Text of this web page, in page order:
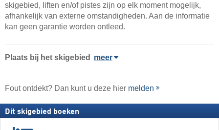
skigebied, liften en/of pistes zijn op elk moment mogelijk,
afhankelijk van externe omstandigheden. Aan de informatie
kan geen garantie worden ontleed.
Plaats bij het skigebied meer
Fout ontdekt? Dan kunt u deze hier melden
Dit skigebied boeken